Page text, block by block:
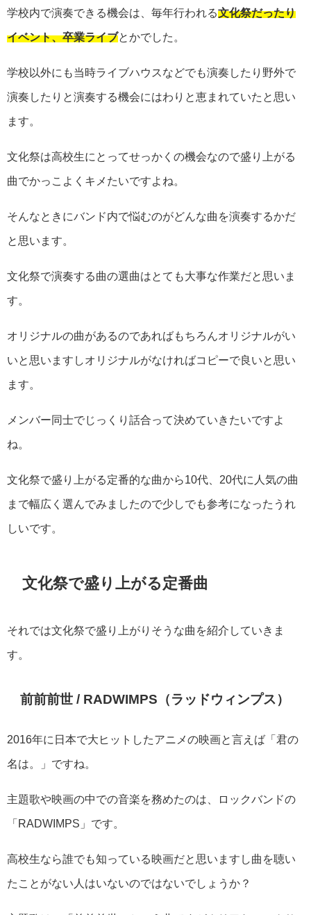
学校内で演奏できる機会は、毎年行われる文化祭だったり
イベント、卒業ライブとかでした。
学校以外にも当時ライブハウスなどでも演奏したり野外で
演奏したりと演奏する機会にはわりと恵まれていたと思い
ます。
文化祭は高校生にとってせっかくの機会なので盛り上がる
曲でかっこよくキメたいですよね。
そんなときにバンド内で悩むのがどんな曲を演奏するかだ
と思います。
文化祭で演奏する曲の選曲はとても大事な作業だと思いま
す。
オリジナルの曲があるのであればもちろんオリジナルがい
いと思いますしオリジナルがなければコピーで良いと思い
ます。
メンバー同士でじっくり話合って決めていきたいですよ
ね。
文化祭で盛り上がる定番的な曲から10代、20代に人気の曲
まで幅広く選んでみましたので少しでも参考になったうれ
しいです。
文化祭で盛り上がる定番曲
それでは文化祭で盛り上がりそうな曲を紹介していきま
す。
前前前世 / RADWIMPS（ラッドウィンプス）
2016年に日本で大ヒットしたアニメの映画と言えば「君の
名は。」ですね。
主題歌や映画の中での音楽を務めたのは、ロックバンドの
「RADWIMPS」です。
高校生なら誰でも知っている映画だと思いますし曲を聴い
たことがない人はいないのではないでしょうか？